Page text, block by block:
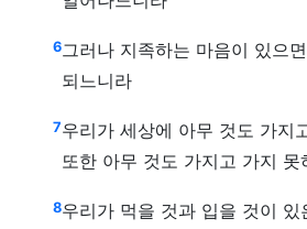
6그러나 지족하는 마음이 있으
되느니라
7우리가 세상에 아무 것도 가지
또한 아무 것도 가지고 가지 못
8우리가 먹을 것과 입을 것이